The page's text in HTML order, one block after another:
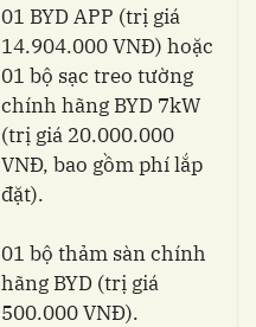
01 BYD APP (trị giá
14.904.000 VNĐ) hoặc
01 bộ sạc treo tường
chính hãng BYD 7kW
(trị giá 20.000.000
VNĐ, bao gồm phí lắp
đặt).
01 bộ thảm sàn chính
hãng BYD (trị giá
500.000 VNĐ).